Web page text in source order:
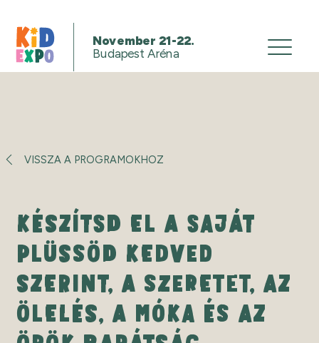
November 21-22.
Budapest Aréna
VISSZA A PROGRAMOKHOZ
KÉSZÍTSD EL A SAJÁT
PLÜSSÖD KEDVED
SZERINT, A SZERETET, AZ
ÖLELÉS, A MÓKA ÉS AZ